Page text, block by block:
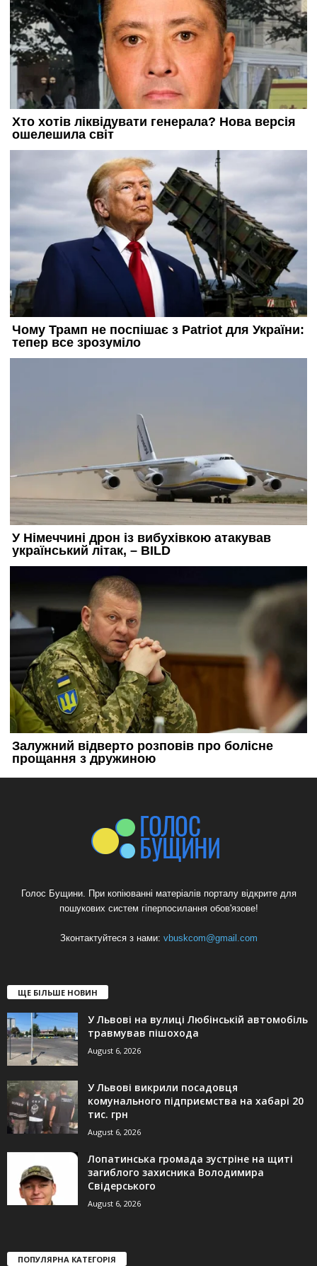
Голос Бущини. При копіюванні матеріалів порталу відкрите для
пошукових систем гіперпосилання обов'язове!
Зконтактуйтеся з нами: vbuskcom@gmail.com
ЩЕ БІЛЬШЕ НОВИН
У Львові на вулиці Любінській автомобіль
травмував пішохода
August 6, 2026
У Львові викрили посадовця
комунального підприємства на хабарі 20
тис. грн
August 6, 2026
Лопатинська громада зустріне на щиті
загиблого захисника Володимира
Свідерського
August 6, 2026
ПОПУЛЯРНА КАТЕГОРІЯ